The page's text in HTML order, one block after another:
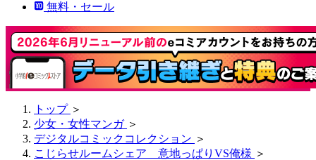
無料・セール
トップ ＞
少女・女性マンガ ＞
デジタルコミックコレクション ＞
こじらせルームシェア 意地っぱりVS俺様 ＞